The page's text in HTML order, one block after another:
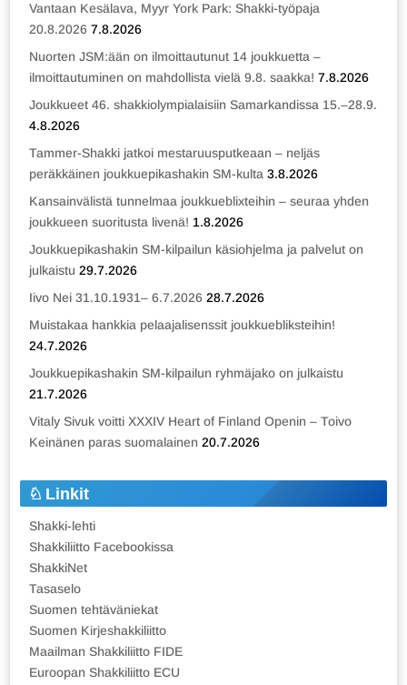
Vantaan Kesälava, Myyr York Park: Shakki-työpaja
20.8.2026 7.8.2026
Nuorten JSM:ään on ilmoittautunut 14 joukkuetta –
ilmoittautuminen on mahdollista vielä 9.8. saakka! 7.8.2026
Joukkueet 46. shakkiolympialaisiin Samarkandissa 15.–28.9.
4.8.2026
Tammer-Shakki jatkoi mestaruusputkeaan – neljäs
peräkkäinen joukkuepikashakin SM-kulta 3.8.2026
Kansainvälistä tunnelmaa joukkueblixteihin – seuraa yhden
joukkueen suoritusta livenä! 1.8.2026
Joukkuepikashakin SM-kilpailun käsiohjelma ja palvelut on
julkaistu 29.7.2026
Iivo Nei 31.10.1931– 6.7.2026 28.7.2026
Muistakaa hankkia pelaajalisenssit joukkuebliksteihin!
24.7.2026
Joukkuepikashakin SM-kilpailun ryhmäjako on julkaistu
21.7.2026
Vitaly Sivuk voitti XXXIV Heart of Finland Openin – Toivo
Keinänen paras suomalainen 20.7.2026
Linkit
Shakki-lehti
Shakkiliitto Facebookissa
ShakkiNet
Tasaselo
Suomen tehtäväniekat
Suomen Kirjeshakkiliitto
Maailman Shakkiliitto FIDE
Euroopan Shakkiliitto ECU